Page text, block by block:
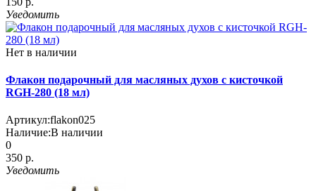
Уведомить
Нет в наличии
Флакон подарочный для масляных духов с кисточкой
RGH-280 (18 мл)
Артикул:flakon025
Наличие:В наличии
0
350 р.
Уведомить